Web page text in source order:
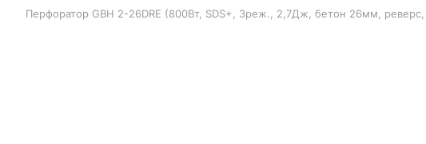
Перфоратор GBH 2-26DRE (800Вт, SDS+, 3реж., 2,7Дж, бетон 26мм, реверс,